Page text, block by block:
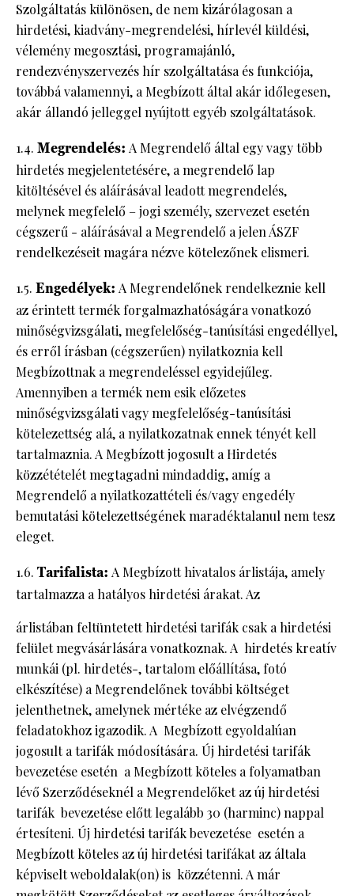
Szolgáltatás különösen, de nem kizárólagosan a
hirdetési, kiadvány-megrendelési, hírlevél küldési,
vélemény megosztási, programajánló,
rendezvényszervezés hír szolgáltatása és funkciója,
továbbá valamennyi, a Megbízott által akár időlegesen,
akár állandó jelleggel nyújtott egyéb szolgáltatások.
1.4. Megrendelés: A Megrendelő által egy vagy több
hirdetés megjelentetésére, a megrendelő lap
kitöltésével és aláírásával leadott megrendelés,
melynek megfelelő – jogi személy, szervezet esetén
cégszerű - aláírásával a Megrendelő a jelen ÁSZF
rendelkezéseit magára nézve kötelezőnek elismeri.
1.5. Engedélyek: A Megrendelőnek rendelkeznie kell
az érintett termék forgalmazhatóságára vonatkozó
minőségvizsgálati, megfelelőség-tanúsítási engedéllyel,
és erről írásban (cégszerűen) nyilatkoznia kell
Megbízottnak a megrendeléssel egyidejűleg.
Amennyiben a termék nem esik előzetes
minőségvizsgálati vagy megfelelőség-tanúsítási
kötelezettség alá, a nyilatkozatnak ennek tényét kell
tartalmaznia. A Megbízott jogosult a Hirdetés
közzétételét megtagadni mindaddig, amíg a
Megrendelő a nyilatkozattételi és/vagy engedély
bemutatási kötelezettségének maradéktalanul nem tesz
eleget.
1.6. Tarifalista: A Megbízott hivatalos árlistája, amely
tartalmazza a hatályos hirdetési árakat. Az
árlistában feltüntetett hirdetési tarifák csak a hirdetési
felület megvásárlására vonatkoznak. A hirdetés kreatív
munkái (pl. hirdetés-, tartalom előállítása, fotó
elkészítése) a Megrendelőnek további költséget
jelenthetnek, amelynek mértéke az elvégzendő
feladatokhoz igazodik. A Megbízott egyoldalúan
jogosult a tarifák módosítására. Új hirdetési tarifák
bevezetése esetén a Megbízott köteles a folyamatban
lévő Szerződéseknél a Megrendelőket az új hirdetési
tarifák bevezetése előtt legalább 30 (harminc) nappal
értesíteni. Új hirdetési tarifák bevezetése esetén a
Megbízott köteles az új hirdetési tarifákat az általa
képviselt weboldalak(on) is közzétenni. A már